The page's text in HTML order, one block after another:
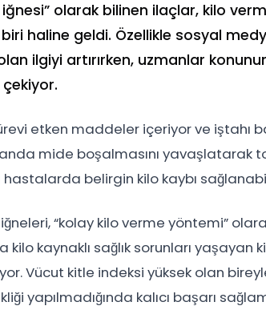
olarak bilinen ilaçlar, kilo
haline geldi. Özellikle sosyal
ilgiyi artırırken, uzmanlar
etken maddeler içeriyor ve iştahı
mide boşalmasını yavaşlatarak
belirgin kilo kaybı
“kolay kilo verme yöntemi”
kaynaklı sağlık sorunları
Vücut kitle indeksi yüksek olan
yapılmadığında kalıcı başarı